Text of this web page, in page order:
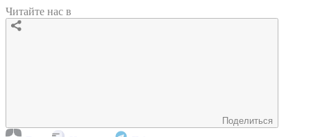
Читайте нас в
Поделиться